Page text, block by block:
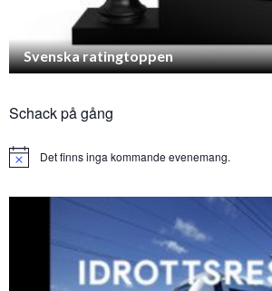
Svenska ratingtoppen
Schack på gång
Notice Det finns inga kommande evenemang.